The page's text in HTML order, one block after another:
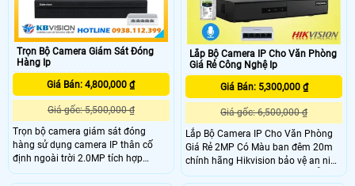
Trọn Bộ Camera Giám Sát Đóng
Hàng Ip
Giá Bán: 4,800,000 ₫
Giá gốc: 5,500,000 ₫
Trọn bộ camera giám sát đóng
hàng sử dụng camera IP thân cố
định ngoài trời 2.0MP tích hợp
micro, cho hình ảnh Full HD rõ nét.
Lắp Bộ Camera IP Cho Văn Phòng
Giá Rẻ Công Nghệ Ip
Giá Bán: 5,300,000 ₫
Giá gốc: 6,500,000 ₫
Lắp Bộ Camera IP Cho Văn Phòng
Giá Rẻ 2MP Có Màu ban đêm 20m
chính hãng Hikvision bảo vệ an ninh
văn phòng một cách tốt nhấthỗ trợ